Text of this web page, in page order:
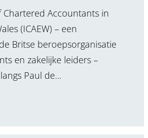
Accountants in
(ICAEW) – een
Britse beroepsorganisatie
en zakelijke leiders –
Paul de…